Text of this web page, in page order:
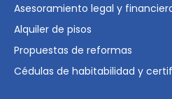
Asesoramiento legal y
Alquiler de pisos
Propuestas de reformas
Cédulas de habitabilidad y